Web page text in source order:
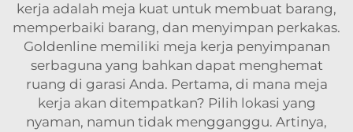
kerja adalah meja kuat untuk membuat barang,
memperbaiki barang, dan menyimpan perkakas.
Goldenline memiliki meja kerja penyimpanan
serbaguna yang bahkan dapat menghemat
ruang di garasi Anda. Pertama, di mana meja
kerja akan ditempatkan? Pilih lokasi yang
nyaman, namun tidak mengganggu. Artinya,